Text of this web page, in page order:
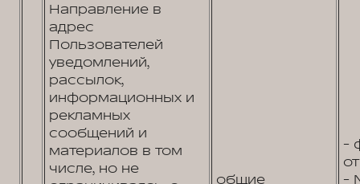
Направление в
адрес
Пользователей
уведомлений,
рассылок,
информационных и
рекламных
сообщений и
материалов в том
числе, но не
общие
-
-